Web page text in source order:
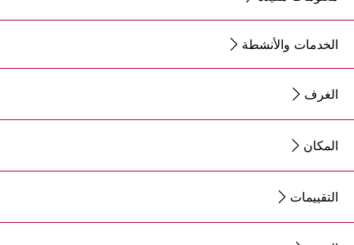
الخدمات والأنشطة
الغرف
المكان
التقييمات